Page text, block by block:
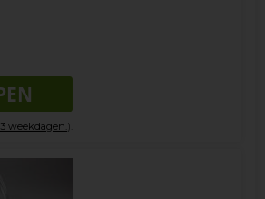
weekdagen. ).